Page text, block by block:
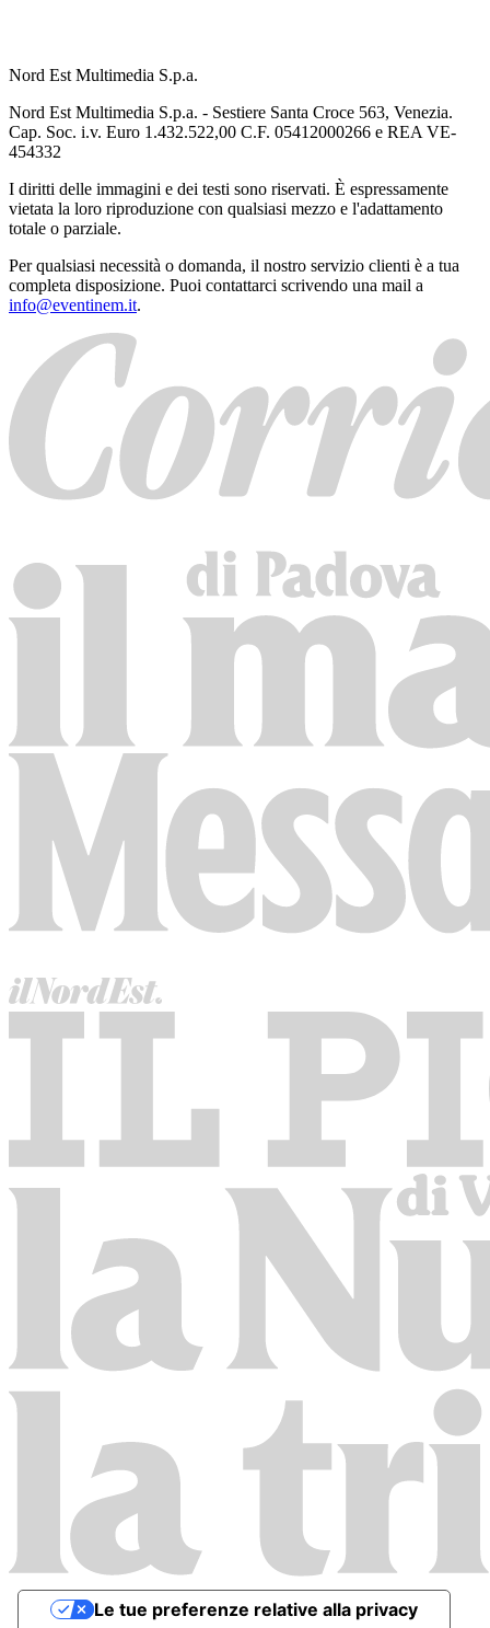
Nord Est Multimedia S.p.a.
Nord Est Multimedia S.p.a. - Sestiere Santa Croce 563, Venezia.
Cap. Soc. i.v. Euro 1.432.522,00 C.F. 05412000266 e REA VE-
454332
I diritti delle immagini e dei testi sono riservati. È espressamente
vietata la loro riproduzione con qualsiasi mezzo e l'adattamento
totale o parziale.
Per qualsiasi necessità o domanda, il nostro servizio clienti è a tua
completa disposizione. Puoi contattarci scrivendo una mail a
info@eventinem.it.
Le tue preferenze relative alla privacy